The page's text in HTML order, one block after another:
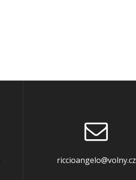
riccioangelo@volny.cz